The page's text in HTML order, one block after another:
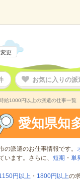
更
お気に入りの派
給1000円以上の派遣の仕事一覧
愛知県知
の派遣のお仕事情報です。
います。さらに、 短期 ・ 単
円以上・ 1800円以上の